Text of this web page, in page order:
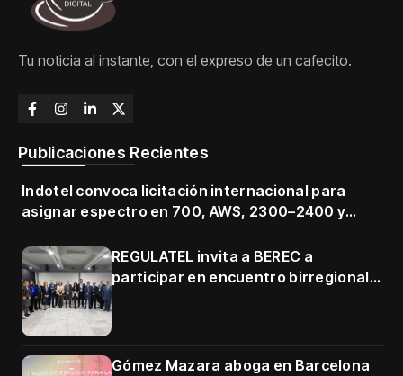
Tu noticia al instante, con el expreso de un cafecito.
Publicaciones Recientes
Indotel convoca licitación internacional para
asignar espectro en 700, AWS, 2300–2400 y
REGULATEL invita a BEREC a
participar en encuentro birregional
Gómez Mazara aboga en Barcelona